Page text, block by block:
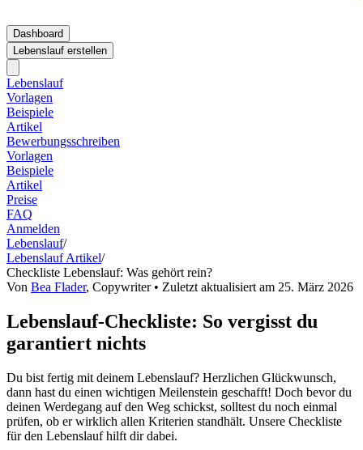
Dashboard
Lebenslauf erstellen
Lebenslauf
Vorlagen
Beispiele
Artikel
Bewerbungsschreiben
Vorlagen
Beispiele
Artikel
Preise
FAQ
Anmelden
Lebenslauf/
Lebenslauf Artikel/
Checkliste Lebenslauf: Was gehört rein?
Von Bea Flader, Copywriter• Zuletzt aktualisiert am 25. März 2026
Lebenslauf-Checkliste: So vergisst du
garantiert nichts
Du bist fertig mit deinem Lebenslauf? Herzlichen Glückwunsch,
dann hast du einen wichtigen Meilenstein geschafft! Doch bevor du
deinen Werdegang auf den Weg schickst, solltest du noch einmal
prüfen, ob er wirklich allen Kriterien standhält. Unsere Checkliste
für den Lebenslauf hilft dir dabei.